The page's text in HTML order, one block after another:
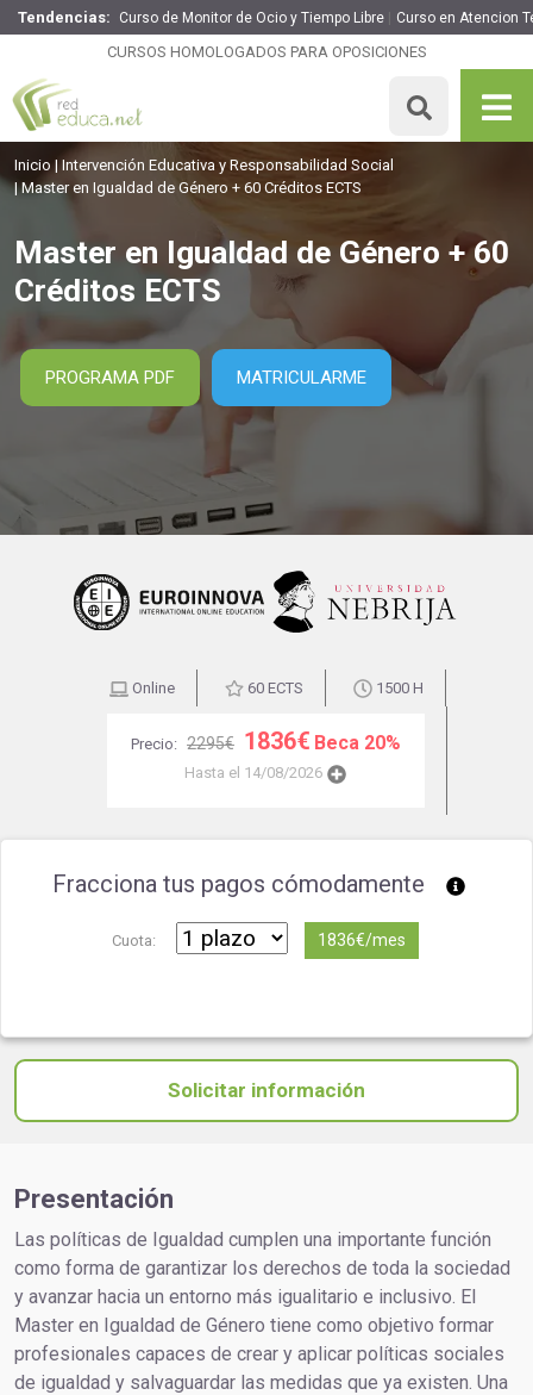
Tendencias: Curso de Monitor de Ocio y Tiempo Libre Curso en Atencion
CURSOS HOMOLOGADOS PARA OPOSICIONES
Master en Igualdad de Género + 60 Créditos ECTS
Inicio
Intervención Educativa y Responsabilidad Social
Master en Igualdad de Género + 60 Créditos ECTS
Master en Igualdad de Género + 60
Créditos ECTS
PROGRAMA PDF MATRICULARME
Online 60 ECTS 1500 H
Precio: 2295€ 1836€ Beca 20%
Hasta el 14/08/2026
Fracciona tus pagos cómodamente
Cuota: 1836€/mes
Solicitar información
Presentación
Las políticas de Igualdad cumplen una importante función
como forma de garantizar los derechos de toda la sociedad
y avanzar hacia un entorno más igualitario e inclusivo. El
Master en Igualdad de Género tiene como objetivo formar
profesionales capaces de crear y aplicar políticas sociales
de igualdad y salvaguardar las medidas que ya existen. Una